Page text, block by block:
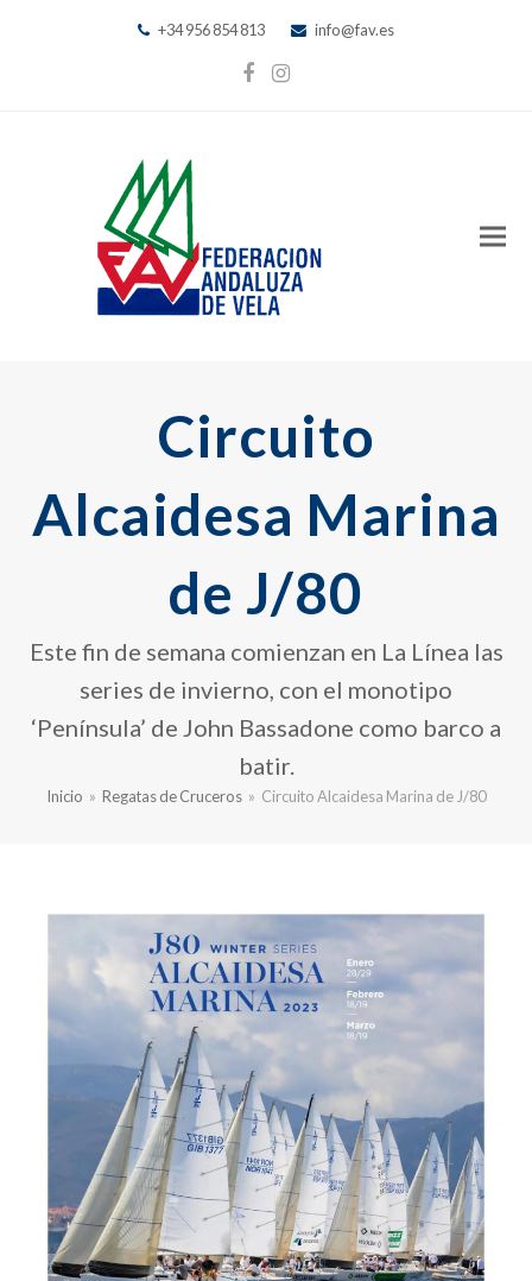
+34 956 854 813 info@fav.es
Facebook
Instagram
Circuito
Alcaidesa Marina
de J/80
Este fin de semana comienzan en La Línea las
series de invierno, con el monotipo
‘Península’ de John Bassadone como barco a
batir.
Inicio » Regatas de Cruceros » Circuito Alcaidesa Marina de J/80